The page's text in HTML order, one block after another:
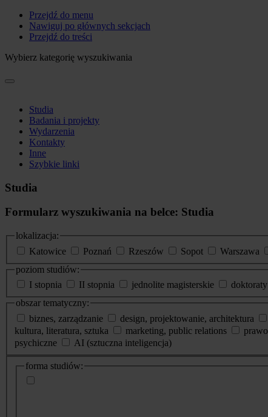
Przejdź do menu
Nawiguj po głównych sekcjach
Przejdź do treści
Wybierz kategorię wyszukiwania
Studia
Badania i projekty
Wydarzenia
Kontakty
Inne
Szybkie linki
Studia
Formularz wyszukiwania na belce: Studia
lokalizacja:
Katowice
Poznań Rzeszów Sopot Warszawa
poziom studiów:
I stopnia
II stopnia jednolite magisterskie doktoraty
obszar tematyczny:
biznes, zarządzanie
design, projektowanie, architektura
kultura, literatura, sztuka
marketing, public relations prawo
psychiczne
AI (sztuczna inteligencja)
dodatkowe
informacje
forma studiów: